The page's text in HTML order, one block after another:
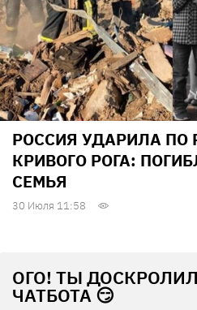
РОССИЯ УДАРИЛА
КРИВОГО РОГА:
СЕМЬЯ
30 Июля 11:58
ОГО! ТЫ
ЧАТБОТА 😏